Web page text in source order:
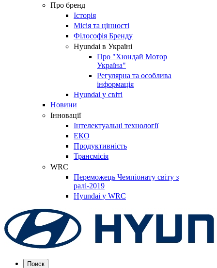
Про бренд
Історія
Місія та цінності
Філософія Бренду
Hyundai в Україні
Про "Хюндай Мотор
Україна"
Регулярна та особлива
інформація
Hyundai у світі
Новини
Інновації
Інтелектуальні технології
ЕКО
Продуктивність
Трансмісія
WRC
Переможець Чемпіонату світу з
ралі-2019
Hyundai у WRC
Поиск